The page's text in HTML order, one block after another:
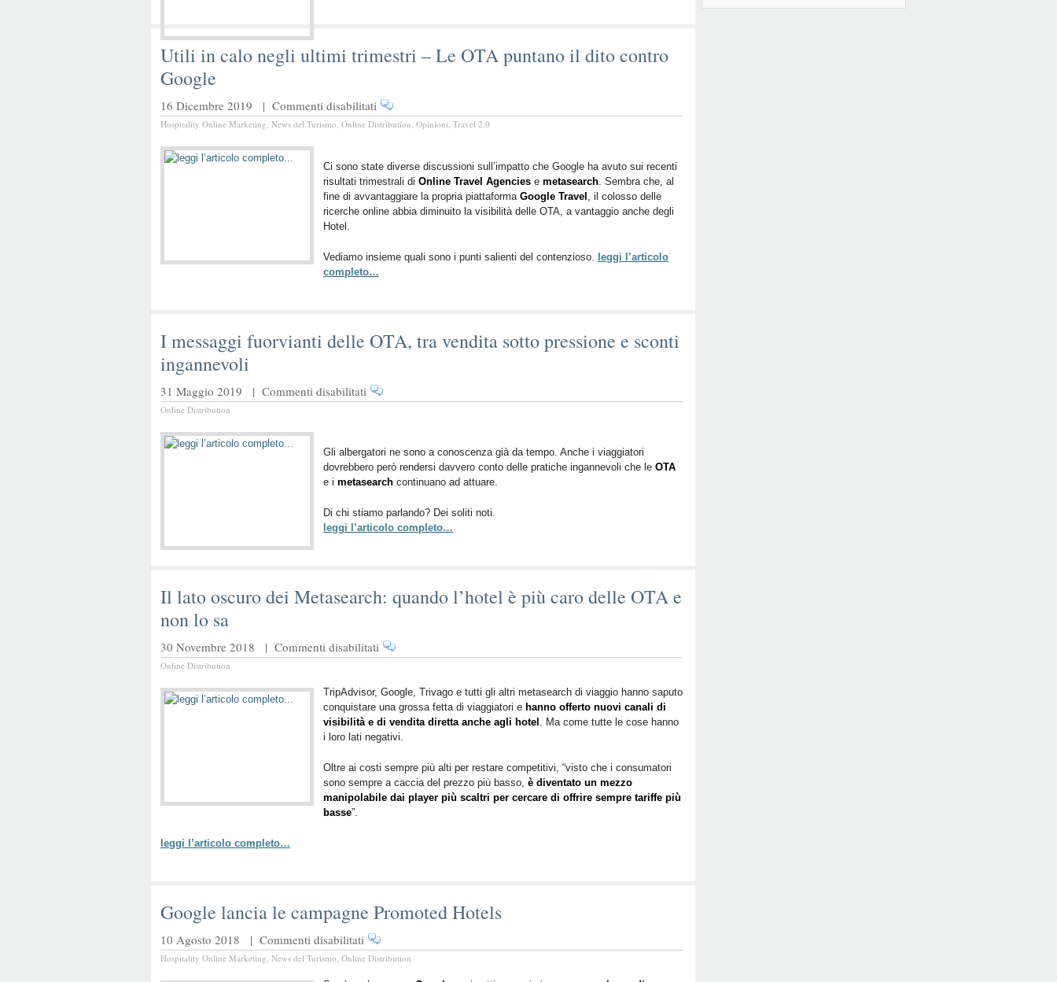
Utili in calo negli ultimi trimestri – Le OTA puntano il dito contro
Google
16 Dicembre 2019 | Commenti disabilitati su
Utili
negli
ultimi
trimestri
–
puntano
il
Hospitality Online Marketing, News del Turismo, Online Distribution, Opinioni, Travel 2.0
Ci sono state diverse discussioni sull’impatto che Google ha avuto sui recenti
risultati trimestrali di Online Travel Agencies e metasearch. Sembra che, al
fine di avvantaggiare la propria piattaforma Google Travel , il colosso delle
ricerche online abbia diminuito la visibilità delle OTA, a vantaggio anche degli
Hotel.
Vediamo insieme quali sono i punti salienti del contenzioso. leggi l’articolo
completo…
I messaggi fuorvianti delle OTA, tra vendita sotto pressione e sconti
ingannevoli
31 Maggio 2019 | Commenti disabilitati su
I
delle
OTA,
tra
sotto
pressione
Online Distribution
Gli albergatori ne sono a conoscenza già da tempo. Anche i viaggiatori
dovrebbero però rendersi davvero conto delle pratiche ingannevoli che le OTA
e i metasearch continuano ad attuare.
Di chi stiamo parlando? Dei soliti noti.
leggi l’articolo completo…
Il lato oscuro dei Metasearch: quando l’hotel è più caro delle OTA e
non lo sa
30 Novembre 2018 | Commenti disabilitati su
Il
oscuro
dei
Metasearch:
quando
è
più
caro
Online Distribution
TripAdvisor, Google, Trivago e tutti gli altri metasearch di viaggio hanno saputo
conquistare una grossa fetta di viaggiatori e hanno offerto nuovi canali di
visibilità e di vendita diretta anche agli hotel . Ma come tutte le cose hanno
i loro lati negativi.
Oltre ai costi sempre più alti per restare competitivi, “visto che i consumatori
sono sempre a caccia del prezzo più basso, è diventato un mezzo
manipolabile dai player più scaltri per cercare di offrire sempre tariffe più
basse”.
leggi l’articolo completo…
Google lancia le campagne Promoted Hotels
10 Agosto 2018 | Commenti disabilitati su
Google
Hospitality Online Marketing, News del Turismo, Online Distribution